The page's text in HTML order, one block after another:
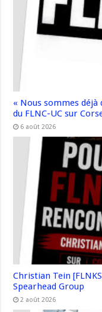
« Nous sommes déjà
du FLNC-UC sur
6 août 2026
Christian Tein
Spearhead Group
2 août 2026